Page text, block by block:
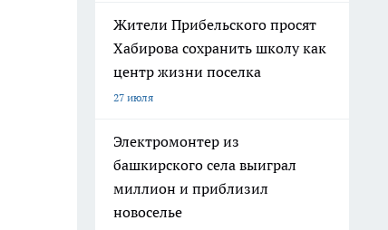
Жители Прибельского просят
Хабирова сохранить школу как
центр жизни поселка
27 июля
Электромонтер из
башкирского села выиграл
миллион и приблизил
новоселье